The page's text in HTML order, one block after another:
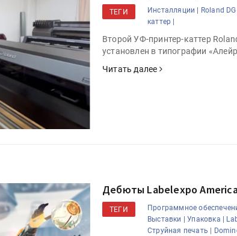
ТЕГИ Инсталляции | Roland DG |
каттер |
Второй УФ-принтер-каттер
установлен в типографии
Читать далее
Дебюты Labelexpo
ТЕГИ Программное
Выставки |
Упаковка |
Струйная печать |
HeyGears анонсировала
полноцветный гибридный УФ/3D-
принтер G1X
«Дубль В» расширяет ассортимент
фольги для горячего тиснения